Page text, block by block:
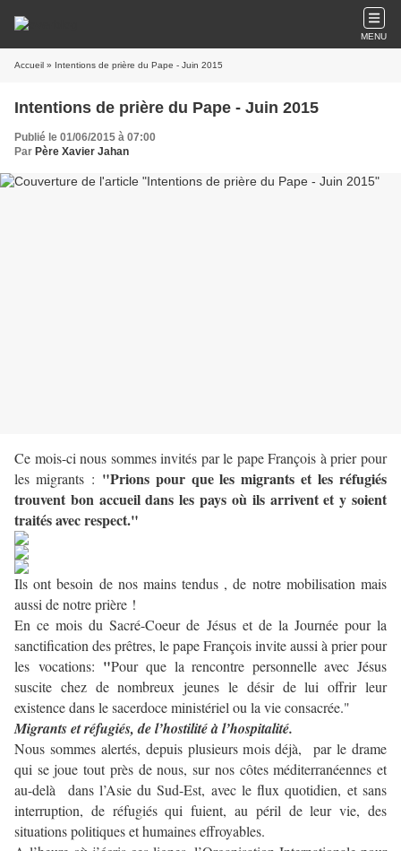
MENU
Accueil » Intentions de prière du Pape - Juin 2015
Intentions de prière du Pape - Juin 2015
Publié le 01/06/2015 à 07:00
Par Père Xavier Jahan
Ce mois-ci nous sommes invités par le pape François à prier pour
les migrants : "Prions pour que les migrants et les réfugiés
trouvent bon accueil dans les pays où ils arrivent et y soient
traités avec respect."
Ils ont besoin de nos mains tendus , de notre mobilisation mais
aussi de notre prière !
En ce mois du Sacré-Coeur de Jésus et de la Journée pour la
sanctification des prêtres, le pape François invite aussi à prier pour
les vocations: "Pour que la rencontre personnelle avec Jésus
suscite chez de nombreux jeunes le désir de lui offrir leur
existence dans le sacerdoce ministériel ou la vie consacrée."
Migrants et réfugiés, de l’hostilité à l’hospitalité.
Nous sommes alertés, depuis plusieurs mois déjà, par le drame
qui se joue tout près de nous, sur nos côtes méditerranéennes et
au-delà dans l’Asie du Sud-Est, avec le flux quotidien, et sans
interruption, de réfugiés qui fuient, au péril de leur vie, des
situations politiques et humaines effroyables.